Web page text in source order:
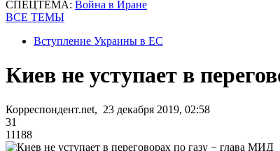
СПЕЦТЕМА: Война в Иране
ВСЕ ТЕМЫ
Вступление Украины в ЕС
Киев не уступает в
Корреспондент.net, 23 декабря 2019, 02:58
31
11188